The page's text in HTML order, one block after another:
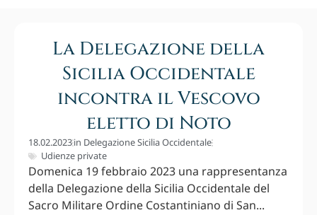
La Delegazione della
Sicilia Occidentale
incontra il Vescovo
eletto di Noto
18.02.2023in Delegazione Sicilia Occidentale
Udienze private
Domenica 19 febbraio 2023 una rappresentanza
della Delegazione della Sicilia Occidentale del
Sacro Militare Ordine Costantiniano di San...